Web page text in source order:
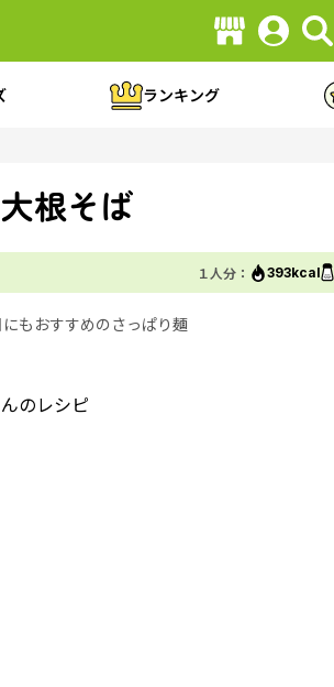
ランキング
根そば
１人分： 393kcal
もおすすめのさっぱり麺
のレシピ